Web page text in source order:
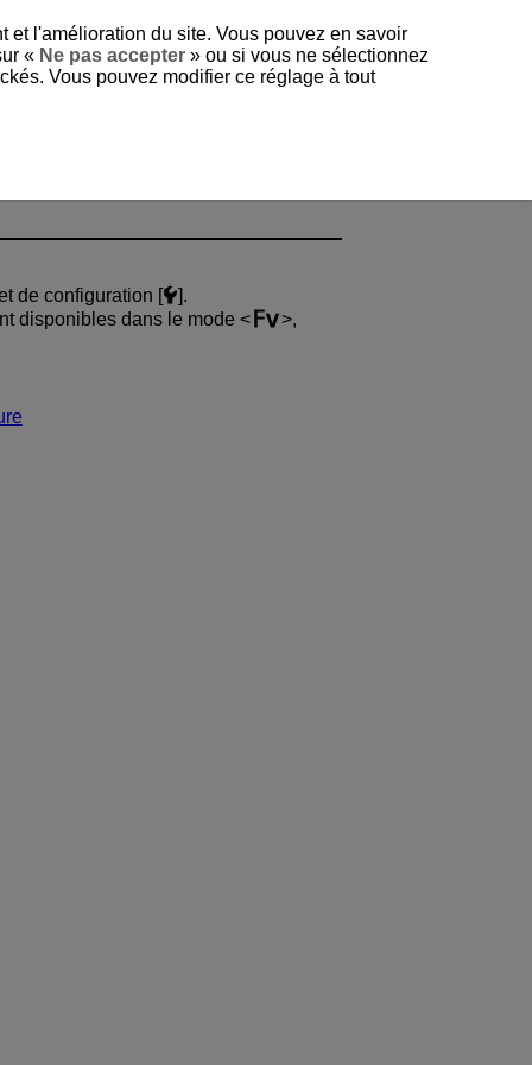
de configuration [
].
disponibles dans le mode
,
et l'amélioration du site. Vous pouvez en savoir
« Ne pas accepter » ou si vous ne sélectionnez
Vous pouvez modifier ce réglage à tout